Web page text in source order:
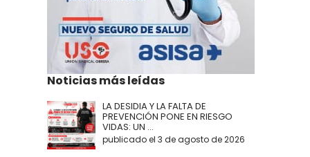
Noticias más leídas
LA DESIDIA Y LA FALTA DE
PREVENCIÓN PONE EN RIESGO
VIDAS: UN ...
publicado el 3 de agosto de 2026